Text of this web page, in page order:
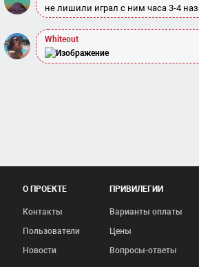
не лишили играл с ним часа 3-4
Whiteout
О ПРОЕКТЕ
Контакты
Пользователи
Новости
ПРИВИЛЕГИИ
Варианты оплаты
Цены
Вопросы-ответы